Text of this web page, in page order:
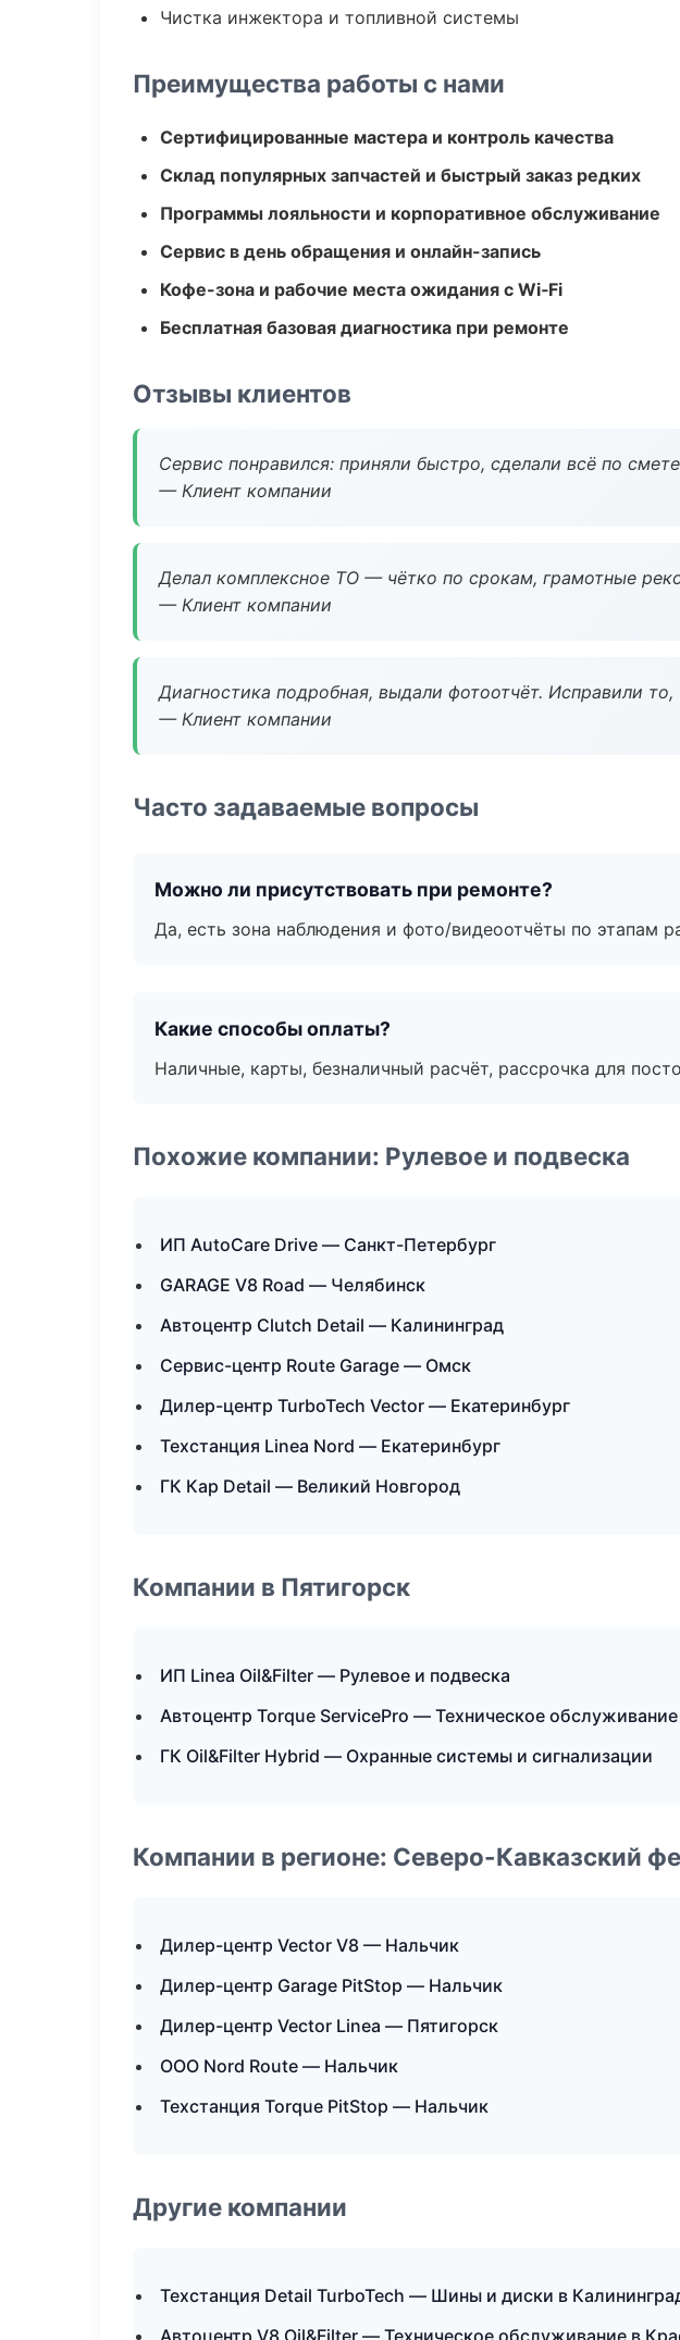
Чистка инжектора и топливной системы
Преимущества работы с нами
Сертифицированные мастера и контроль качества
Склад популярных запчастей и быстрый заказ редких
Программы лояльности и корпоративное обслуживание
Сервис в день обращения и онлайн-запись
Кофе-зона и рабочие места ожидания с Wi‑Fi
Бесплатная базовая диагностика при ремонте
Отзывы клиентов
Сервис понравился: приняли быстро, сделали всё по
— Клиент компании
Делал комплексное ТО — чётко по срокам, грамотные
— Клиент компании
Диагностика подробная, выдали фотоотчёт. Исправили то,
— Клиент компании
Часто задаваемые вопросы
Можно ли присутствовать при ремонте?
Да, есть зона наблюдения и фото/видеоотчёты по этапам
Какие способы оплаты?
Наличные, карты, безналичный расчёт, рассрочка для
Похожие компании: Рулевое и подвеска
ИП AutoCare Drive — Санкт-Петербург
GARAGE V8 Road — Челябинск
Автоцентр Clutch Detail — Калининград
Сервис-центр Route Garage — Омск
Дилер-центр TurboTech Vector — Екатеринбург
Техстанция Linea Nord — Екатеринбург
ГК Кар Detail — Великий Новгород
Компании в Пятигорск
ИП Linea Oil&Filter — Рулевое и подвеска
Автоцентр Torque ServicePro — Техническое обслуживание
ГК Oil&Filter Hybrid — Охранные системы и сигнализации
Компании в регионе: Северо-Кавказский
Дилер-центр Vector V8 — Нальчик
Дилер-центр Garage PitStop — Нальчик
Дилер-центр Vector Linea — Пятигорск
ООО Nord Route — Нальчик
Техстанция Torque PitStop — Нальчик
Другие компании
Техстанция Detail TurboTech — Шины и диски в
Автоцентр V8 Oil&Filter — Техническое обслуживание в